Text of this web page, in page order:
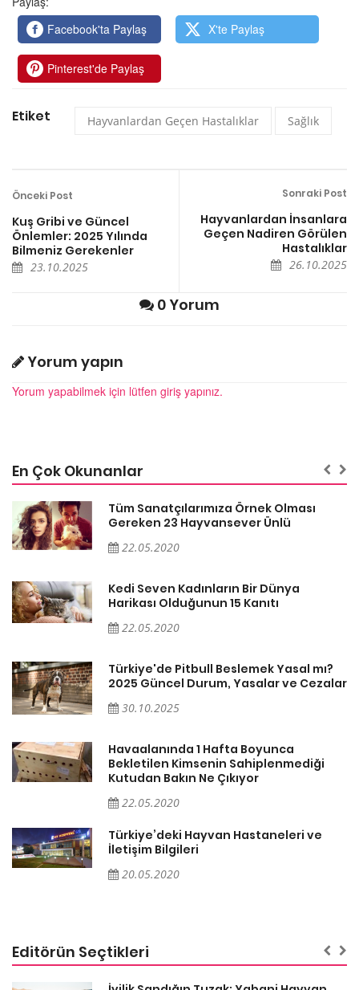
Facebook'ta Paylaş
X'te Paylaş
Pinterest'de Paylaş
Etiket Hayvanlardan Geçen Hastalıklar Sağlık
Önceki Post
Kuş Gribi ve Güncel
Önlemler: 2025 Yılında
Bilmeniz Gerekenler
23.10.2025
Sonraki Post
Hayvanlardan İnsanlara
Geçen Nadiren Görülen
Hastalıklar
26.10.2025
0 Yorum
Yorum yapın
Yorum yapabilmek için lütfen giriş yapınız.
En Çok Okunanlar
Tüm Sanatçılarımıza Örnek Olması
Gereken 23 Hayvansever Ünlü
22.05.2020
Kedi Seven Kadınların Bir Dünya
Harikası Olduğunun 15 Kanıtı
22.05.2020
Türkiye'de Pitbull Beslemek Yasal mı?
2025 Güncel Durum, Yasalar ve Cezalar
30.10.2025
Havaalanında 1 Hafta Boyunca
Bekletilen Kimsenin Sahiplenmediği
Kutudan Bakın Ne Çıkıyor
22.05.2020
Türkiye’deki Hayvan Hastaneleri ve
İletişim Bilgileri
20.05.2020
Editörün Seçtikleri